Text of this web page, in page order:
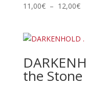
11,00€ – 12,00€
the Stone